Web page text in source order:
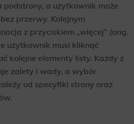
podstrony, a użytkownik może
przerwy. Kolejnym
z przyciskiem „więcej” (ang.
użytkownik musi kliknąć
kolejne elementy listy. Każdy z
zalety i wady, a wybór
od specyfiki strony oraz